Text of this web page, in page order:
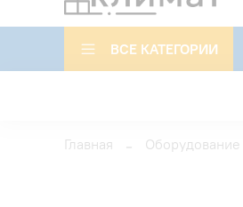
ВСЕ КАТЕГОРИИ
Главная